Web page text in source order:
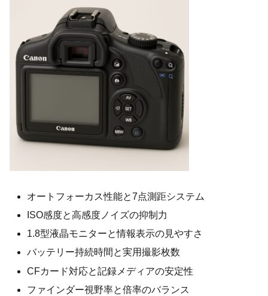
オートフォーカス性能と7点測距システム
ISO感度と高感度ノイズの抑制力
1.8型液晶モニターと情報表示の見やすさ
バッテリー持続時間と実用撮影枚数
CFカード対応と記録メディアの安定性
ファインダー視野率と倍率のバランス